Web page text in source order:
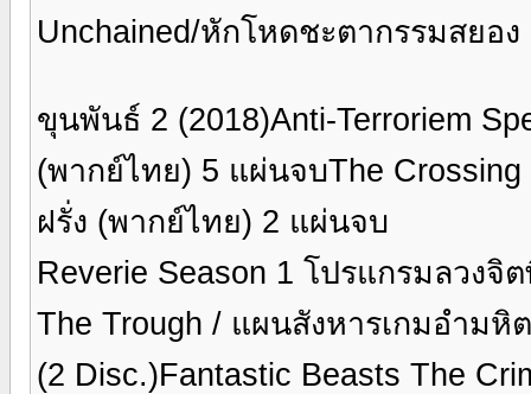
Unchained/หักโหดชะตากรรมสยอ
ขุนพันธ์ 2 (2018)Anti-Terroriem
(พากย์ไทย) 5 แผ่นจบThe
ฝรั่ง (พากย์ไทย) 2 แผ่นจบ
Reverie Season 1 โปรแกรมลวง
The Trough / แผนสังหารเกมอำม
(2 Disc.)Fantastic Beasts The